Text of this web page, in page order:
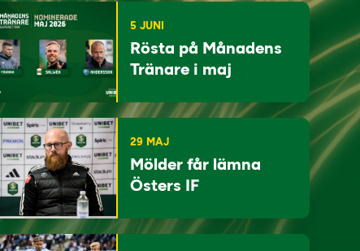
5 JUNI
Rösta på Månadens
Tränare i maj
29 MAJ
Mölder får lämna
Östers IF